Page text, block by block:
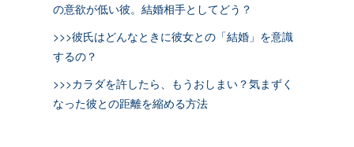
の意欲が低い彼。結婚相手としてどう？
>>>彼氏はどんなときに彼女との「結婚」を意識
するの？
>>>カラダを許したら、もうおしまい？気まずく
なった彼との距離を縮める方法